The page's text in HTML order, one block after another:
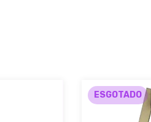
ESGOTADO